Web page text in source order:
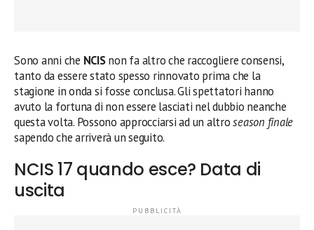
Sono anni che NCISnon fa altro che raccogliere consensi,
tanto da essere stato spesso rinnovato prima che la
stagione in onda si fosse conclusa. Gli spettatori hanno
avuto la fortuna di non essere lasciati nel dubbio neanche
questa volta. Possono approcciarsi ad un altroseason finale
sapendo che arriverà un seguito.
NCIS 17 quando esce? Data di
uscita